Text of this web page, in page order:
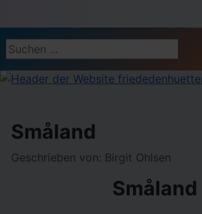
Suchen ...
Småland
Geschrieben von: Birgit Ohlsen
Småland